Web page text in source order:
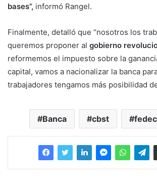
bases”, informó Rangel.
Finalmente, detalló que “nosotros los
queremos proponer al gobierno
reformemos el impuesto sobre la
capital, vamos a nacionalizar la banca
trabajadores tengamos más posibilidad
Banca cbst